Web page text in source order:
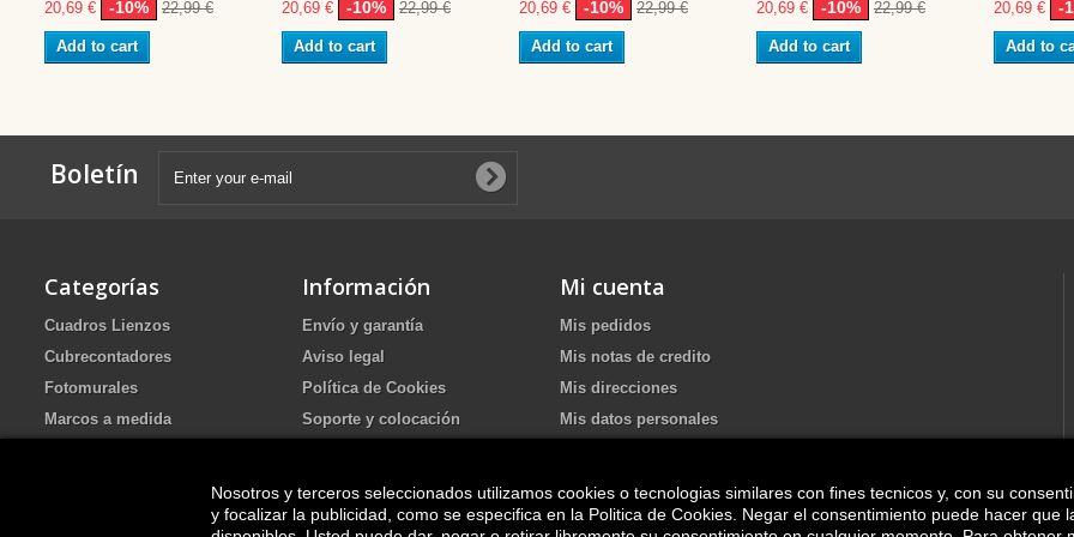
20,69 € -10% 22,99 €
Add to cart
20,69 € -10% 22,99 €
Add to cart
20,69 € -10% 22,99 €
Add to cart
20,69 € -10% 22,99 €
Add to cart
20,69 € -
Add to
Boletín
Categorías
Cuadros Lienzos
Cubrecontadores
Fotomurales
Marcos a medida
Información
Envío y garantía
Aviso legal
Política de Cookies
Soporte y colocación
FAQ
Mi cuenta
Mis pedidos
Mis notas de credito
Mis direcciones
Mis datos personales
Update your Cookie preferences
Nosotros y terceros seleccionados utilizamos cookies o tecnologias similares con fines tecnicos y, con su
y focalizar la publicidad, como se especifica en la Politica de Cookies. Negar el consentimiento puede hacer que